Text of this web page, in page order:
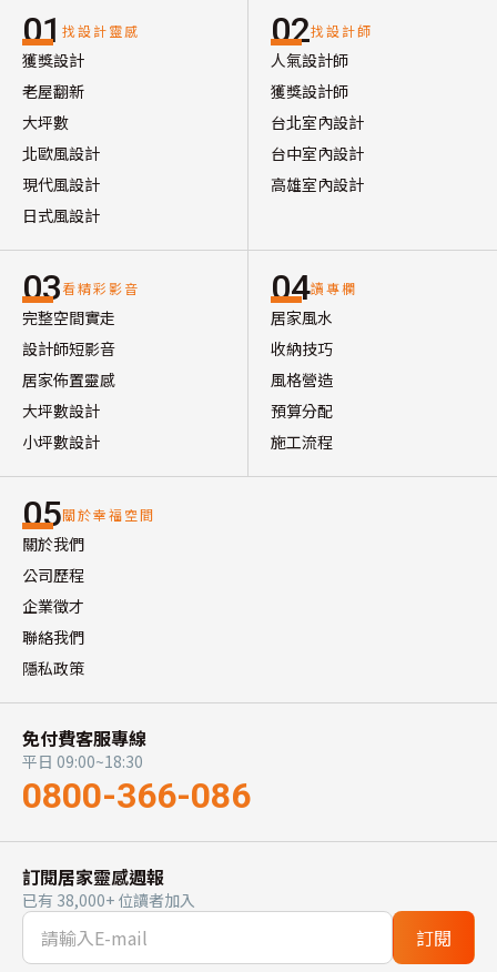
01 找設計靈感
獲獎設計
老屋翻新
大坪數
北歐風設計
現代風設計
日式風設計
02找設計師
人氣設計師
獲獎設計師
台北室內設計
台中室內設計
高雄室內設計
03看精彩影音
完整空間實走
設計師短影音
居家佈置靈感
大坪數設計
小坪數設計
04讀專欄
居家風水
收納技巧
風格營造
預算分配
施工流程
05關於幸福空間
關於我們
公司歷程
企業徵才
聯絡我們
隱私政策
免付費客服專線
平日 09:00~18:30
0800-366-086
訂閱居家靈感週報
已有 38,000+ 位讀者加入
訂閱